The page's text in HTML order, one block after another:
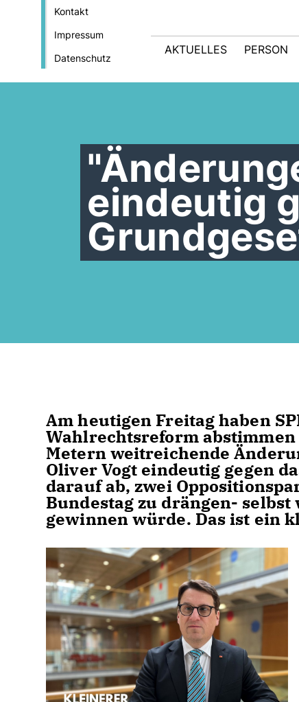
Kontakt
Impressum
Datenschutz
AKTUELLES PERSON
eindeutig
Am heutigen Freitag haben
Wahlrechtsreform abstimmen
Metern weitreichende
Oliver Vogt eindeutig gegen
darauf ab, zwei
Bundestag zu drängen-
gewinnen würde. Das ist ein